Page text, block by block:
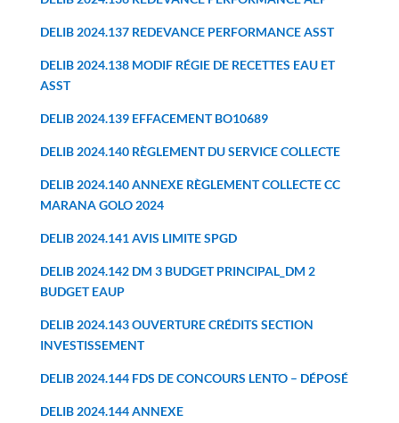
DELIB 2024.137 REDEVANCE PERFORMANCE ASST
DELIB 2024.138 MODIF RÉGIE DE RECETTES EAU ET
ASST
DELIB 2024.139 EFFACEMENT BO10689
DELIB 2024.140 RÈGLEMENT DU SERVICE COLLECTE
DELIB 2024.140 ANNEXE RÈGLEMENT COLLECTE CC
MARANA GOLO 2024
DELIB 2024.141 AVIS LIMITE SPGD
DELIB 2024.142 DM 3 BUDGET PRINCIPAL_DM 2
BUDGET EAUP
DELIB 2024.143 OUVERTURE CRÉDITS SECTION
INVESTISSEMENT
DELIB 2024.144 FDS DE CONCOURS LENTO – DÉPOSÉ
DELIB 2024.144 ANNEXE